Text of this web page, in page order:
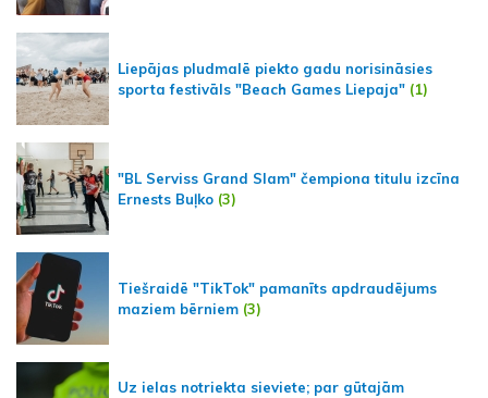
Liepājas pludmalē piekto gadu norisināsies
sporta festivāls "Beach Games Liepaja" (1)
"BL Serviss Grand Slam" čempiona titulu izcīna
Ernests Buļko (3)
Tiešraidē "TikTok" pamanīts apdraudējums
maziem bērniem (3)
Uz ielas notriekta sieviete; par gūtajām